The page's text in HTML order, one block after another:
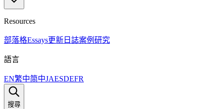
Resources
部落格Essays更新日誌案例研究
語言
EN繁中简中JAESDEFR
搜尋